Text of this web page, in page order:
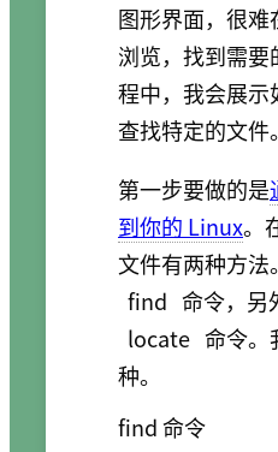
图形界面，很
浏览，找到需
程中，我会展
查找特定的文件。
第一步要做的是
到你的 Linux。
文件有两种方法
find 命令，另
locate 命令。
种。
find 命令